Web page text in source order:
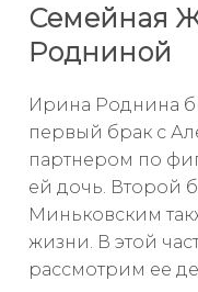
Семейная
Родниной
Ирина Роднина
первый брак с
партнером по
ей дочь. Второй
Миньковским
жизни. В этой
рассмотрим ее